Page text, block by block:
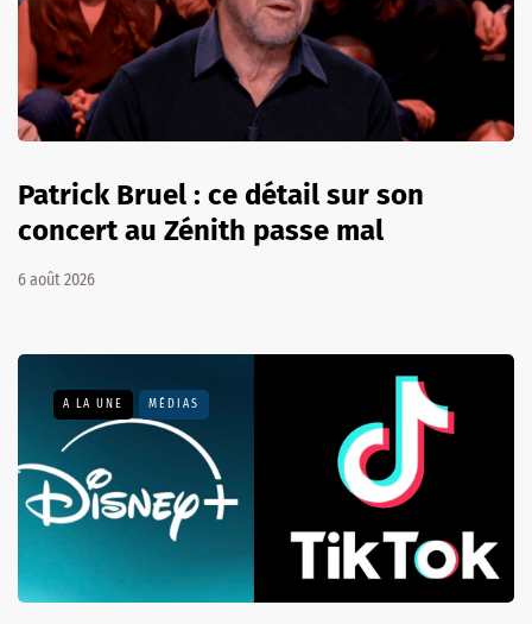
Patrick Bruel : ce détail sur son
concert au Zénith passe mal
6 août 2026
A LA UNE MÉDIAS